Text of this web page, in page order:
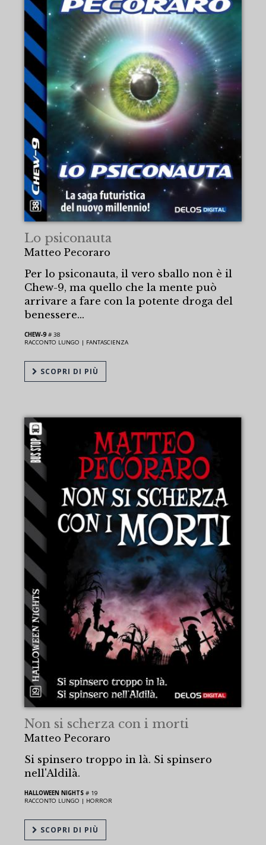
Lo psiconauta
Matteo Pecoraro
Per lo psiconauta, il vero sballo non è il
Chew-9, ma quello che la mente può
arrivare a fare con la potente droga del
benessere...
CHEW-9# 38
RACCONTO LUNGO | FANTASCIENZA
SCOPRI DI PIÙ
Non si scherza con i morti
Matteo Pecoraro
Si spinsero troppo in là. Si spinsero
nell'Aldilà.
HALLOWEEN NIGHTS # 19
RACCONTO LUNGO | HORROR
SCOPRI DI PIÙ